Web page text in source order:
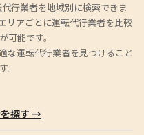
行業者を地域別に検索できま
リアごとに運転代行業者を比較
可能です。
な運転代行業者を見つけること
。
を探す →